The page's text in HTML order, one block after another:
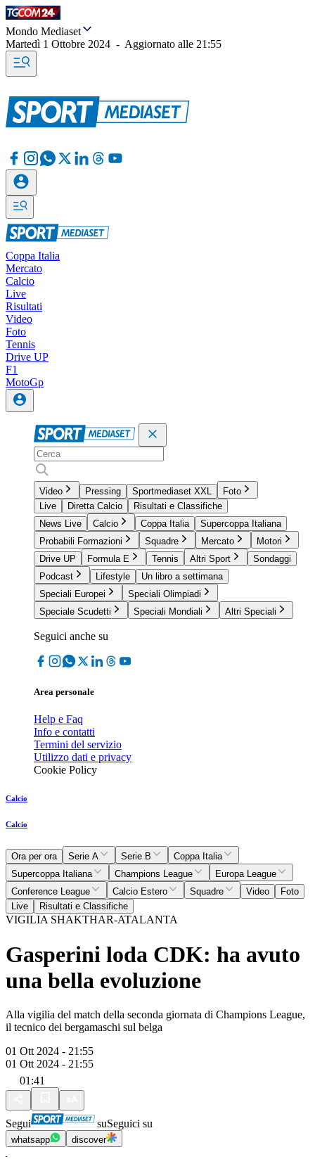
Mondo Mediaset
Martedì 1 Ottobre 2024 - Aggiornato alle 21:55
Coppa Italia
Mercato
Calcio
Live
Risultati
Video
Foto
Tennis
Drive UP
F1
MotoGp
Video Pressing Sportmediaset XXL
Foto
Live
Diretta Calcio
Risultati e Classifiche
News Live
Calcio Coppa Italia
Supercoppa Italiana
Probabili Formazioni
Squadre Mercato
Motori
Drive UP
Formula E Tennis Altri Sport
Sondaggi
Podcast
Lifestyle
Un libro a settimana
Speciali Europei
Speciali Olimpiadi
Speciale Scudetti
Speciali Mondiali Altri Speciali
Seguici anche su
Area personale
Help e Faq
Info e contatti
Termini del servizio
Utilizzo dati e privacy
Cookie Policy
Calcio
Calcio
Ora per ora Serie A Serie B
Coppa Italia
Supercoppa Italiana
Champions League
Europa League
Conference League
Calcio Estero Squadre Video
Foto
Live
Risultati e Classifiche
VIGILIA SHAKTHAR-ATALANTA
Gasperini loda CDK: ha avuto
una bella evoluzione
Alla vigilia del match della seconda giornata di Champions League,
il tecnico dei bergamaschi sul belga
01 Ott 2024 - 21:55
01 Ott 2024 - 21:55
01:41
Segui suSeguici su
whatsapp discover